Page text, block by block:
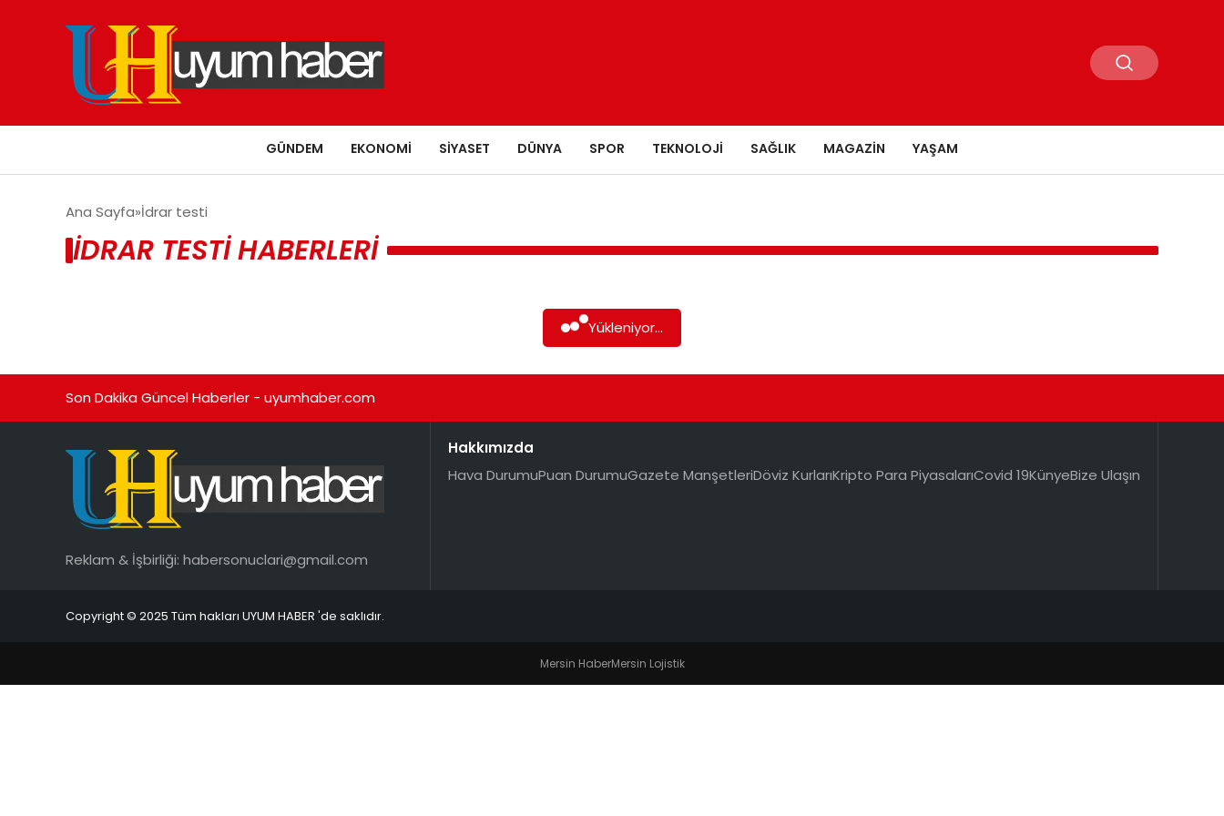
GÜNDEM EKONOMI SIYASET DÜNYA SPOR TEKNOLOJI SAĞLIK MAGAZIN YAŞAM
Ana Sayfa İdrar testi
İDRAR TESTI HABERLERI
Yükleniyor...
Son Dakika Güncel Haberler - uyumhaber.com
Reklam & İşbirliği: habersonuclari@gmail.com
Hakkımızda
Hava DurumuPuan DurumuGazete ManşetleriDöviz KurlarıKripto Para PiyasalarıCovid 19KünyeBize Ulaşın
Copyright © 2025 Tüm hakları UYUM HABER 'de saklıdır.
Mersin HaberMersin Lojistik